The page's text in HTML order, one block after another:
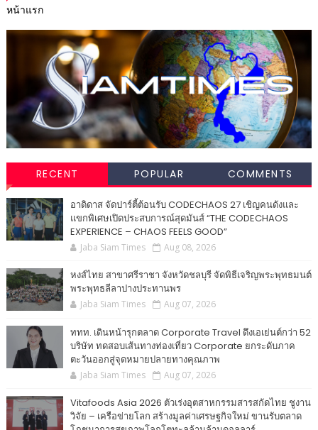
หน้าแรก
RECENT POPULAR COMMENTS
อาดิดาส จัดปาร์ตี้ต้อนรับ CODECHAOS 27 เชิญคนดังและ
แขกพิเศษเปิดประสบการณ์สุดมันส์ “THE CODECHAOS
EXPERIENCE – CHAOS FEELS GOOD”
Jaba Siam Times Aug 08, 2026
หงส์ไทย สาขาศรีราชา จังหวัดชลบุรี จัดพิธีเจริญพระพุทธมนต์
พระพุทธลีลาปางประทานพร
Jaba Siam Times Aug 07, 2026
ททท. เดินหน้ารุกตลาด Corporate Travel ดึงเอเย่นต์กว่า 52
บริษัท ทดสอบเส้นทางท่องเที่ยว Corporate ยกระดับภาค
ตะวันออกสู่จุดหมายปลายทางคุณภาพ
Jaba Siam Times Aug 07, 2026
Vitafoods Asia 2026 ตัวเร่งอุตสาหกรรมสารสกัดไทย ชูงาน
วิจัย – เครือข่ายโลก สร้างมูลค่าเศรษฐกิจใหม่ ขานรับตลาด